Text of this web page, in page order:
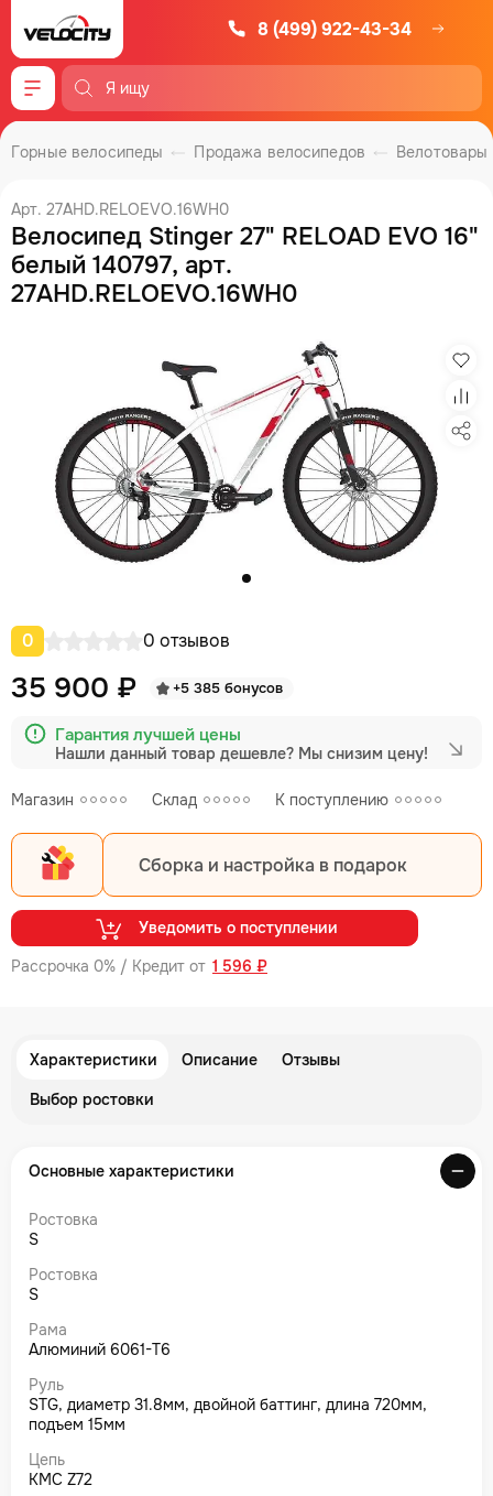
8 (499) 922-43-34
Меню
Велотовары
Продажа велосипедов
Горные велосипеды
Арт. 27AHD.RELOEVO.16WH0
Велосипед Stinger 27" RELOAD EVO 16"
белый 140797, арт.
27AHD.RELOEVO.16WH0
0 0 отзывов
Магазин Склад К поступлению
35 900 ₽ +5 385 бонусов
Гарантия лучшей цены
Нашли данный товар дешевле? Мы снизим цену!
Рассрочка 0% / Кредит от 1 596 ₽
Сборка и настройка в подарок
Уведомить о поступлении
Характеристики Описание
Отзывы
Выбор ростовки
Основные характеристики
Ростовка
S
Ростовка
S
Рама
Алюминий 6061-T6
Руль
STG, диаметр 31.8мм, двойной баттинг, длина 720мм,
подъем 15мм
Цепь
KMC Z72